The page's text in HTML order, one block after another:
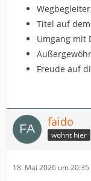
Titel auf
Umgang mit
Freude auf
faido
wohnt hier
18. Mai 2026 um 20:35